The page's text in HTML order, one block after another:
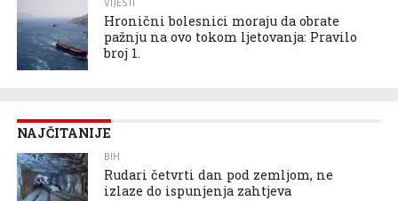
VIJESTI
Hronični bolesnici moraju da obrate
pažnju na ovo tokom ljetovanja: Pravilo
broj 1.
NAJČITANIJE
BIH
Rudari četvrti dan pod zemljom, ne
izlaze do ispunjenja zahtjeva